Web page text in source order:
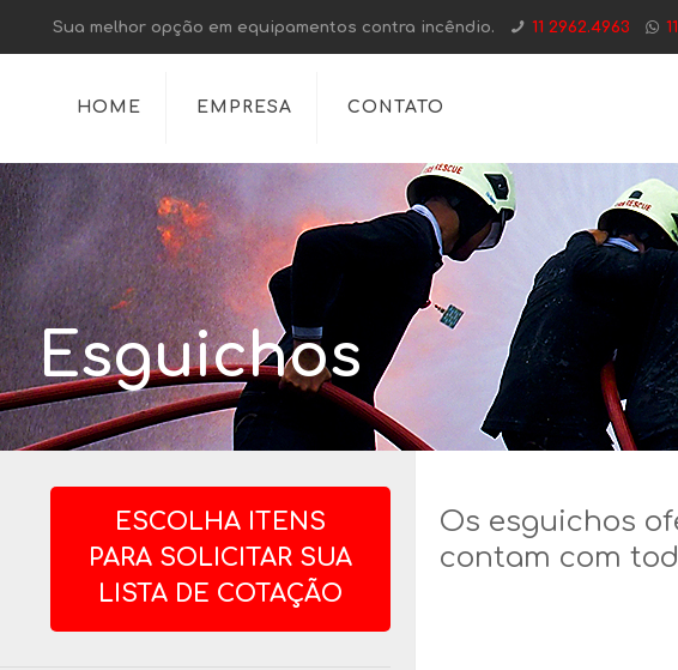
Sua melhor opção em equipamentos contra incêndio. 11 2962.4963
HOME EMPRESA CONTATO
Esguichos
Os esguichos
contam com
ESCOLHA ITENS
PARA SOLICITAR SUA
LISTA DE COTAÇÃO